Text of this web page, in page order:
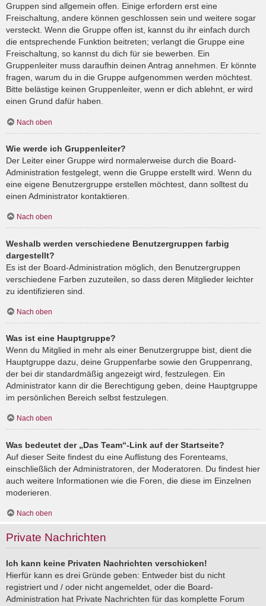
Gruppen sind allgemein offen. Einige erfordern erst eine
Freischaltung, andere können geschlossen sein und weitere sogar
versteckt. Wenn die Gruppe offen ist, kannst du ihr einfach durch
die entsprechende Funktion beitreten; verlangt die Gruppe eine
Freischaltung, so kannst du dich für sie bewerben. Ein
Gruppenleiter muss daraufhin deinen Antrag annehmen. Er könnte
fragen, warum du in die Gruppe aufgenommen werden möchtest.
Bitte belästige keinen Gruppenleiter, wenn er dich ablehnt, er wird
einen Grund dafür haben.
Nach oben
Wie werde ich Gruppenleiter?
Der Leiter einer Gruppe wird normalerweise durch die Board-
Administration festgelegt, wenn die Gruppe erstellt wird. Wenn du
eine eigene Benutzergruppe erstellen möchtest, dann solltest du
einen Administrator kontaktieren.
Nach oben
Weshalb werden verschiedene Benutzergruppen farbig
dargestellt?
Es ist der Board-Administration möglich, den Benutzergruppen
verschiedene Farben zuzuteilen, so dass deren Mitglieder leichter
zu identifizieren sind.
Nach oben
Was ist eine Hauptgruppe?
Wenn du Mitglied in mehr als einer Benutzergruppe bist, dient die
Hauptgruppe dazu, deine Gruppenfarbe sowie den Gruppenrang,
der bei dir standardmäßig angezeigt wird, festzulegen. Ein
Administrator kann dir die Berechtigung geben, deine Hauptgruppe
im persönlichen Bereich selbst festzulegen.
Nach oben
Was bedeutet der „Das Team“-Link auf der Startseite?
Auf dieser Seite findest du eine Auflistung des Forenteams,
einschließlich der Administratoren, der Moderatoren. Du findest hier
auch weitere Informationen wie die Foren, die diese im Einzelnen
moderieren.
Nach oben
Private Nachrichten
Ich kann keine Privaten Nachrichten verschicken!
Hierfür kann es drei Gründe geben: Entweder bist du nicht
registriert und / oder nicht angemeldet, oder die Board-
Administration hat Private Nachrichten für das komplette Forum